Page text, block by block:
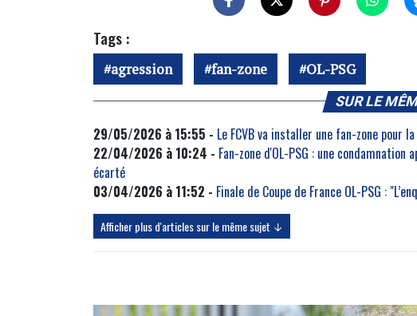
Tags :
agression fan-zone OL-PSG
SUR LE
29/05/2026 à 15:55 - Le FCVB va installer une fan-zone pour
22/04/2026 à 10:24 - Fan-zone d'OL-PSG : une
écarté
03/04/2026 à 11:52 - Finale de Coupe de France OL-PSG :
Afficher plus d'articles sur le même sujet ↓